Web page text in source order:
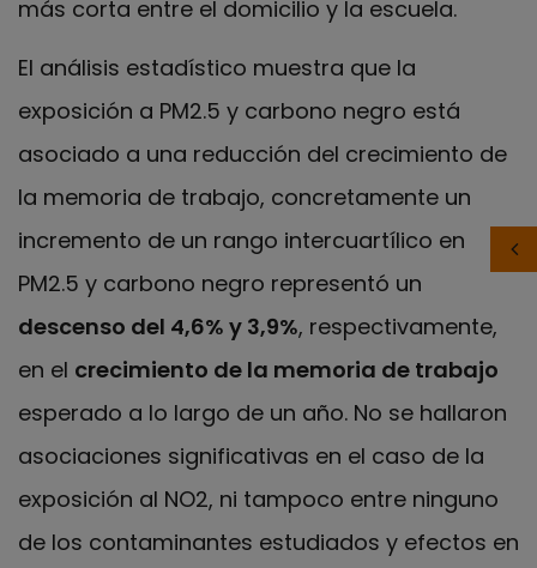
más corta entre el domicilio y la escuela.
El análisis estadístico muestra que la
exposición a PM2.5 y carbono negro está
asociado a una reducción del crecimiento de
la memoria de trabajo, concretamente un
incremento de un rango intercuartílico en
PM2.5 y carbono negro representó un
descenso del 4,6% y 3,9%, respectivamente,
en el crecimiento de la memoria de trabajo
esperado a lo largo de un año. No se hallaron
asociaciones significativas en el caso de la
exposición al NO2, ni tampoco entre ninguno
de los contaminantes estudiados y efectos en